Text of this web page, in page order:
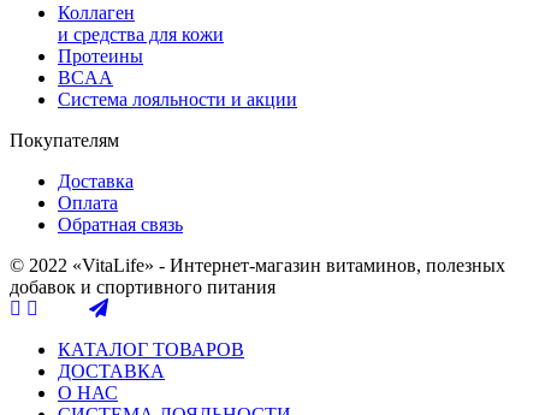
Коллаген
и средства для кожи
Протеины
BCAA
Система лояльности и акции
Покупателям
Доставка
Оплата
Обратная связь
© 2022 «VitaLife» - Интернет-магазин витаминов, полезных
добавок и спортивного питания
КАТАЛОГ ТОВАРОВ
ДОСТАВКА
О НАС